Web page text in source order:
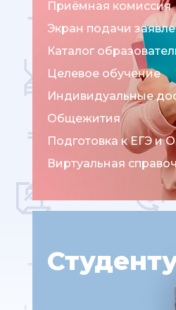
Приёмная комиссия
Экран подачи
Каталог
Целевое обучение
Индивидуальные
Общежития
Подготовка к ЕГЭ и
Виртуальная